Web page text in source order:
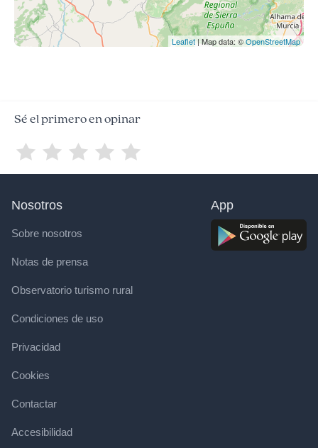
Leaflet| Map data: ©OpenStreetMap
Sé el primero en opinar
Nosotros
Sobre nosotros
Notas de prensa
Observatorio turismo rural
Condiciones de uso
Privacidad
Cookies
Contactar
Accesibilidad
App